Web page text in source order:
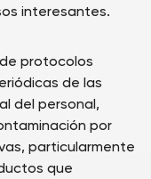
interesantes.
protocolos
de las
del personal,
por
particularmente
que